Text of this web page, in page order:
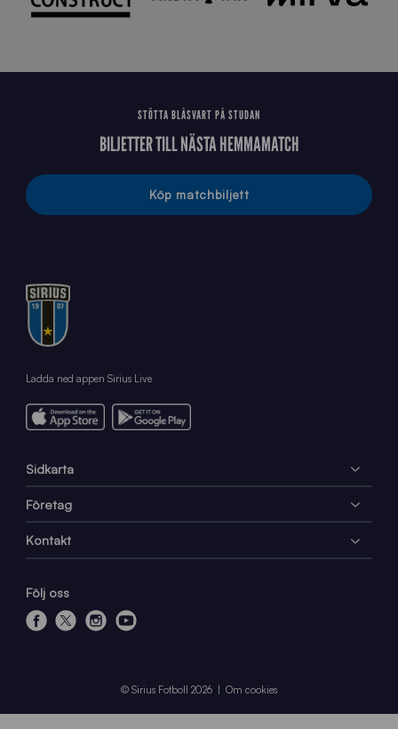
STÖTTA BLÅSVART PÅ STUDAN
BILJETTER TILL NÄSTA HEMMAMATCH
Köp matchbiljett
Ladda ned appen Sirius Live
Sidkarta
Företag
Kontakt
Följ oss
f
x
i
y
t
© Sirius Fotboll 2026 Om cookies